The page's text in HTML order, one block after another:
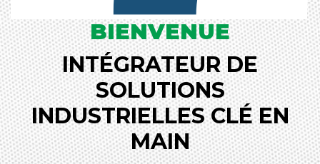
BIENVENUE
INTÉGRATEUR DE
SOLUTIONS
INDUSTRIELLES CLÉ EN
MAIN